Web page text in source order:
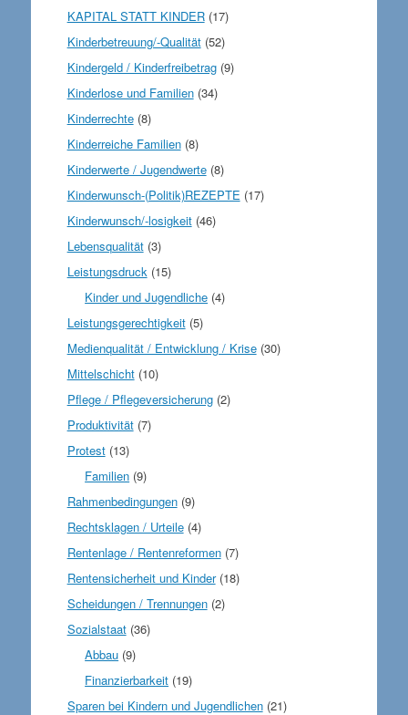
KAPITAL STATT KINDER(17)
Kinderbetreuung/-Qualität(52)
Kindergeld / Kinderfreibetrag(9)
Kinderlose und Familien(34)
Kinderrechte(8)
Kinderreiche Familien(8)
Kinderwerte / Jugendwerte(8)
Kinderwunsch-(Politik)REZEPTE (17)
Kinderwunsch/-losigkeit(46)
Lebensqualität(3)
Leistungsdruck(15)
Kinder und Jugendliche (4)
Leistungsgerechtigkeit(5)
Medienqualität / Entwicklung / Krise(30)
Mittelschicht(10)
Pflege / Pflegeversicherung(2)
Produktivität(7)
Protest(13)
Familien (9)
Rahmenbedingungen(9)
Rechtsklagen / Urteile(4)
Rentenlage / Rentenreformen(7)
Rentensicherheit und Kinder(18)
Scheidungen / Trennungen(2)
Sozialstaat(36)
Abbau (9)
Finanzierbarkeit (19)
Sparen bei Kindern und Jugendlichen(21)